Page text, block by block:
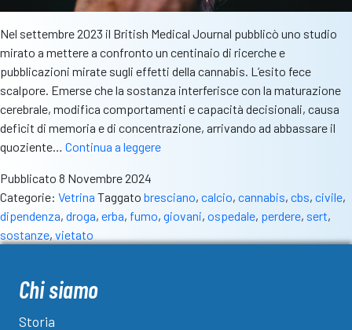
Nel settembre 2023 il British Medical Journal pubblicò uno studio
mirato a mettere a confronto un centinaio di ricerche e
pubblicazioni mirate sugli effetti della cannabis. L’esito fece
scalpore. Emerse che la sostanza interferisce con la maturazione
cerebrale, modifica comportamenti e capacità decisionali, causa
deficit di memoria e di concentrazione, arrivando ad abbassare il
quoziente… Continua a leggereNon
leggera.
Cannabis,
livelli
Pubblicato 8 Novembre 2024
Categorie: Vetrina Taggato bresciano, calcio, cannabis, cbs, civile,
dipendenza, droga, erba, fumo, giovani, ospedale, perdere, sert,
sostanze, vietato
Chi siamo
Storia